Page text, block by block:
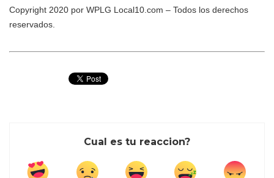
Copyright 2020 por WPLG Local10.com – Todos los derechos
reservados.
Cual es tu reaccion?